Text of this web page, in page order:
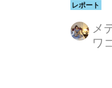
と肩が
販売個
ている
メ
ワ